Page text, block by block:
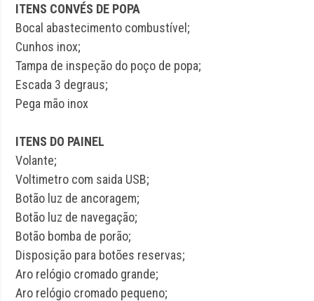
ITENS CONVÉS DE POPA
Bocal abastecimento combustível;
Cunhos inox;
Tampa de inspeção do poço de popa;
Escada 3 degraus;
Pega mão inox
ITENS DO PAINEL
Volante;
Voltimetro com saida USB;
Botão luz de ancoragem;
Botão luz de navegação;
Botão bomba de porão;
Disposição para botões reservas;
Aro relógio cromado grande;
Aro relógio cromado pequeno;